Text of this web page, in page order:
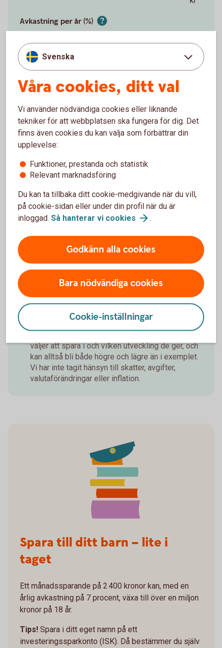
Avkastning per år (%)
0 % 15 %
Förväntat sparbelopp om 10 år
172 019 kr
Insättningar från dig är 120 000 kr.Förväntad
Logga in och börja månadsspara
Inte kund än? Bli kund
månadssparande i fonder skulle kunna utvecklas
över tid med hjälp av ränta-på-ränta-effekten,
pengar du själv satt in och dessutom på
avkastning du får varje år. Exemplet är baserat på
en förväntad årsavkastning. Den faktiska
väljer att spara i och vilken utveckling de ger, och
kan alltså bli både högre och lägre än i exemplet.
Vi har inte tagit hänsyn till skatter, avgifter,
valutaförändringar eller inflation.
Spara till ditt barn – lite i
taget
Ett månadssparande på 2 400 kronor kan, med en
årlig avkastning på 7 procent, växa till över en miljon
kronor på 18 år.
Tips! Spara i ditt eget namn på ett
investeringssparkonto (ISK). Då bestämmer du själv
Svenska
Våra cookies, ditt val
Vi använder nödvändiga cookies eller liknande
tekniker för att webbplatsen ska fungera för dig. Det
finns även cookies du kan välja som förbättrar din
upplevelse:
Funktioner, prestanda och statistik
Relevant marknadsföring
Du kan ta tillbaka ditt cookie-medgivande när du vill,
på cookie-sidan eller under din profil när du är
inloggad. Så hanterar vi cookies .
Godkänn alla cookies
Bara nödvändiga cookies
Cookie-inställningar